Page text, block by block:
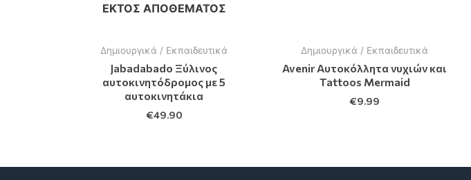
ΕΚΤΌΣ ΑΠΟΘΈΜΑΤΟΣ
Δημιουργικά / Εκπαιδευτικά
Jabadabado Ξύλινος
αυτοκινητόδρομος με 5
αυτοκινητάκια
€49.90
Δημιουργικά / Εκπαιδευτικά
Avenir Αυτοκόλλητα νυχιών και
Tattoos Mermaid
€9.99